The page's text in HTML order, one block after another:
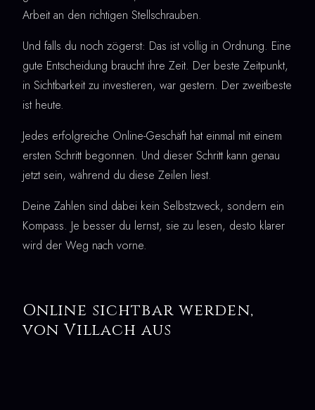
Arbeit an den richtigen Stellschrauben.
Und falls du noch zögerst: Das ist völlig in Ordnung. Eine
gute Entscheidung braucht ihre Zeit. Der beste Zeitpunkt,
in Sichtbarkeit zu investieren, war gestern. Der zweitbeste
ist heute.
Jedes erfolgreiche Online-Geschäft hat einmal mit einem
ersten Schritt begonnen. Und dieser Schritt kann genau
jetzt sein, während du diese Zeilen liest.
Deine Zahlen sind dabei kein Selbstzweck, sondern ein
Kompass. Je besser du lernst, sie zu lesen, desto klarer
wird der Weg nach vorne.
Online sichtbar werden,
von Villach aus